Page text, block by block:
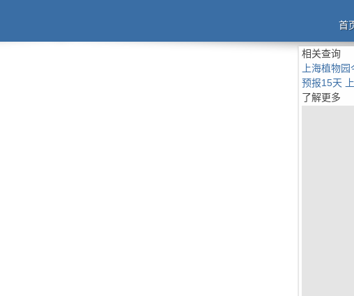
首
相关查询
上海植物
预报15天
了解更多